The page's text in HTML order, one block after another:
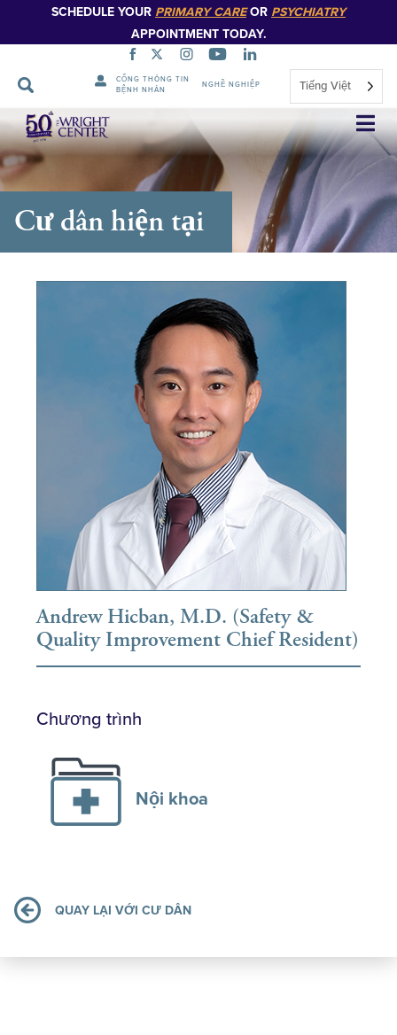
SCHEDULE YOUR PRIMARY CAREOR PSYCHIATRY
APPOINTMENT TODAY.
CỔNG THÔNG TIN
BỆNH NHÂN
NGHỀ NGHIỆP Tiếng Việt
Bỏ
qua
điều
hướng
Cư dân hiện tại
Andrew Hicban, M.D. (Safety &
Quality Improvement Chief Resident)
Chương trình
Nội khoa
QUAY LẠI VỚI CƯ DÂN